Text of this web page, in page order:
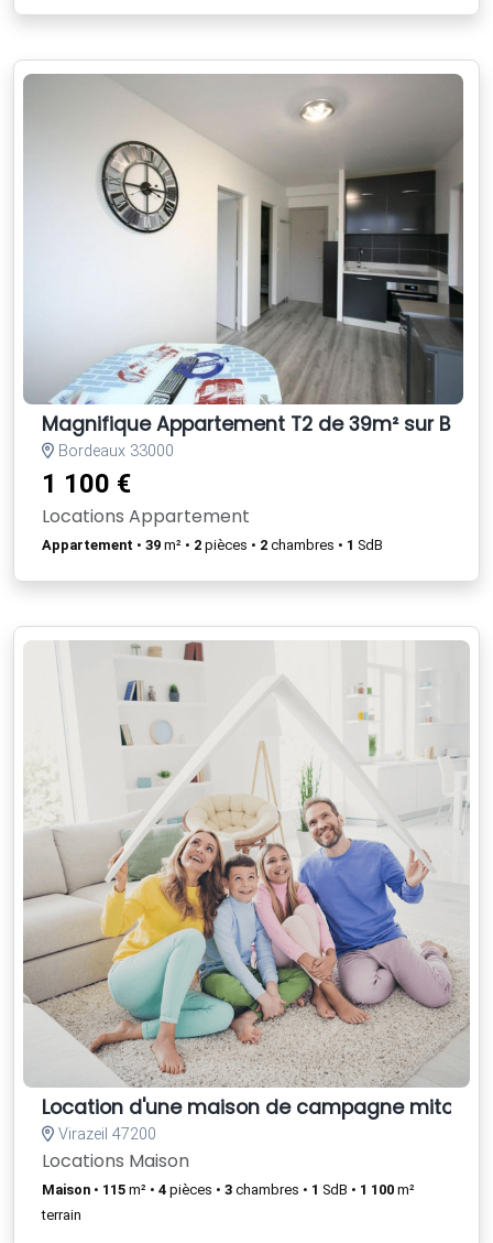
Magnifique Appartement T2 de 39m² sur
Bordeaux 33000
1 100 €
Locations Appartement
Appartement • 39 m² • 2 pièces • 2 chambres • 1 SdB
Location d'une maison de campagne
Virazeil 47200
Locations Maison
Maison • 115 m² • 4 pièces • 3 chambres • 1 SdB • 1 100 m²
terrain